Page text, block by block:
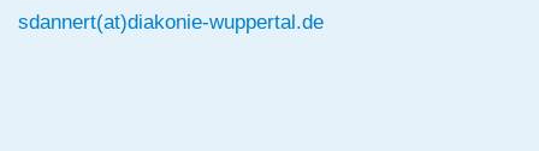
sdannert(at)diakonie-wuppertal.de